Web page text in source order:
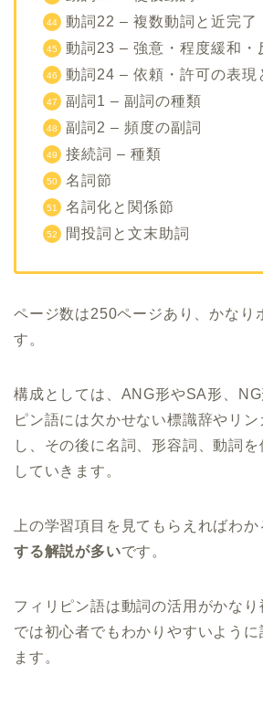
動詞22 – 複数動詞と近完了
動詞23 – 強意・程度緩和・
動詞24 – 依頼・許可の表現
副詞1 – 副詞の種類
副詞2 – 頻度の副詞
接続詞 – 種類
名詞節
名詞化と関係節
間投詞と文末助詞
ページ数は250ページあり、かなり
す。
構成としては、ANG形やSA形、
ピン語には欠かせない標識辞やリ
し、その後に名詞、形容詞、動詞
していきます。
上の学習項目を見てもらえればわか
する解説が多いです。
フィリピン語は動詞の活用がかな
では初心者でもわかりやすいよう
ます。